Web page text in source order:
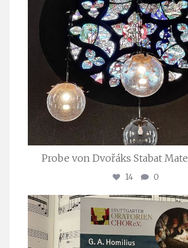
Probe von Dvořáks Stabat
14 0
stuttgarter_oratorienchor
Nov. 29